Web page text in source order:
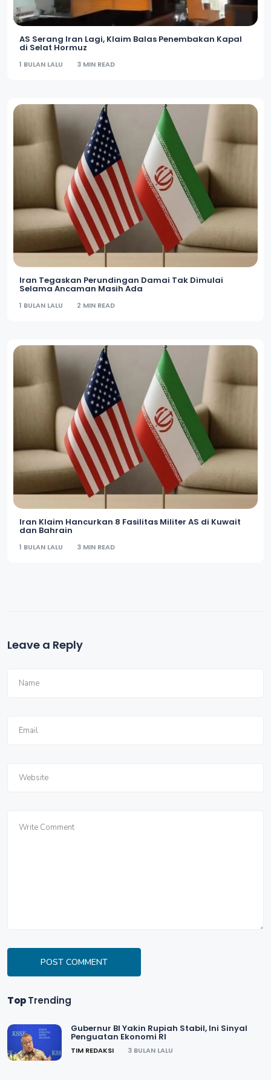
AS Serang Iran Lagi, Klaim Balas Penembakan Kapal
di Selat Hormuz
1 BULAN LALU 3 MIN READ
Iran Tegaskan Perundingan Damai Tak Dimulai
Selama Ancaman Masih Ada
1 BULAN LALU 2 MIN READ
Iran Klaim Hancurkan 8 Fasilitas Militer AS di Kuwait
dan Bahrain
1 BULAN LALU 3 MIN READ
Leave a Reply
POST COMMENT
TopTrending
Gubernur BI Yakin Rupiah Stabil, Ini Sinyal
Penguatan Ekonomi RI
TIM REDAKSI 3 BULAN LALU